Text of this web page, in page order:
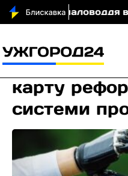
Через маловоддя в
КМУ
карту
системи